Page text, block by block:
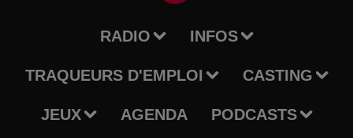
RADIO INFOS
TRAQUEURS D'EMPLOI CASTING
JEUX AGENDA PODCASTS